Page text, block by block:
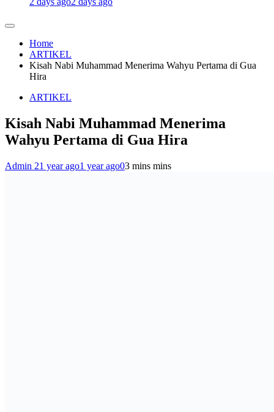
Home
ARTIKEL
Kisah Nabi Muhammad Menerima Wahyu Pertama di Gua
Hira
ARTIKEL
Kisah Nabi Muhammad Menerima
Wahyu Pertama di Gua Hira
Admin 21 year ago1 year ago03 mins mins